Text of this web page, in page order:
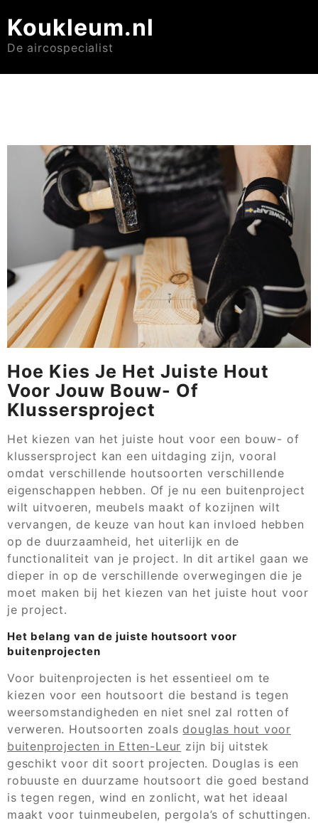
Koukleum.nl
De aircospecialist
Hoe Kies Je Het Juiste Hout
Voor Jouw Bouw- Of
Klussersproject
Het kiezen van het juiste hout voor een bouw- of
klussersproject kan een uitdaging zijn, vooral
omdat verschillende houtsoorten verschillende
eigenschappen hebben. Of je nu een buitenproject
wilt uitvoeren, meubels maakt of kozijnen wilt
vervangen, de keuze van hout kan invloed hebben
op de duurzaamheid, het uiterlijk en de
functionaliteit van je project. In dit artikel gaan we
dieper in op de verschillende overwegingen die je
moet maken bij het kiezen van het juiste hout voor
je project.
Het belang van de juiste houtsoort voor
buitenprojecten
Voor buitenprojecten is het essentieel om te
kiezen voor een houtsoort die bestand is tegen
weersomstandigheden en niet snel zal rotten of
verweren. Houtsoorten zoals douglas hout voor
buitenprojecten in Etten-Leur zijn bij uitstek
geschikt voor dit soort projecten. Douglas is een
robuuste en duurzame houtsoort die goed bestand
is tegen regen, wind en zonlicht, wat het ideaal
maakt voor tuinmeubelen, pergola’s of schuttingen.